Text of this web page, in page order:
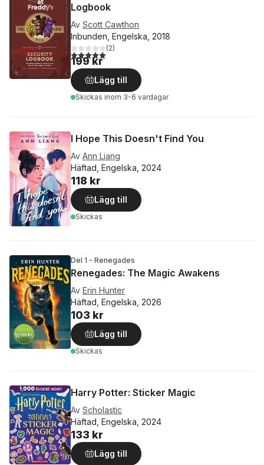
Logbook
Av Scott Cawthon
Inbunden, Engelska, 2018
5,0utav 5 stjärnor. Totalt antal röster:
(2)
199 kr
Lägg till
Skickas inom 3-6 vardagar
I Hope This Doesn't Find You
Av Ann Liang
Häftad, Engelska, 2024
118 kr
Lägg till
Skickas
Del 1 - Renegades
Renegades: The Magic Awakens
Av Erin Hunter
Häftad, Engelska, 2026
103 kr
Lägg till
Skickas
Harry Potter: Sticker Magic
Av Scholastic
Häftad, Engelska, 2024
133 kr
Lägg till